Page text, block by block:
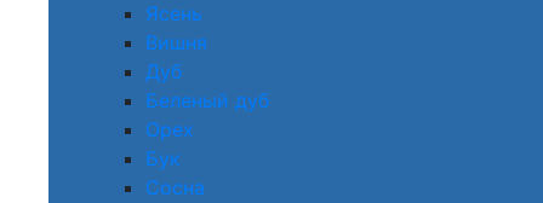
Ясень
Вишня
Дуб
Беленый дуб
Орех
Бук
Сосна